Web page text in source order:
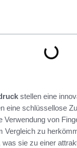
stellen eine
eine schlüssellose
von
Vergleich zu
sie zu einer